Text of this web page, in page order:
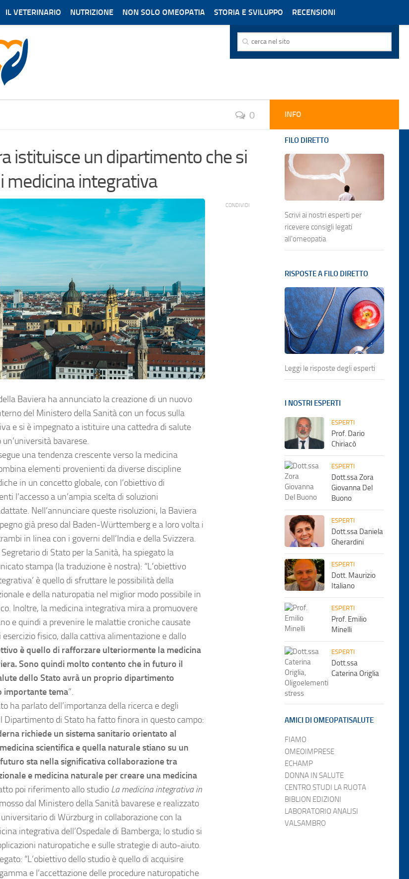
IL VETERINARIO NUTRIZIONE NON SOLO OMEOPATIA STORIA E SVILUPPO RECENSIONI
Periodico di cultura, informazione e aggiornamento sull'omeopatia
0
istituisce un dipartimento che si
medicina integrativa
Baviera ha annunciato la creazione di un nuovo
del Ministero della Sanità con un focus sulla
e si è impegnato a istituire una cattedra di salute
bavarese.
una tendenza crescente verso la medicina
elementi provenienti da diverse discipline
in un concetto globale, con l’obiettivo di
l’accesso a un’ampia scelta di soluzioni
Nell’annunciare queste risoluzioni, la Baviera
già preso dal Baden-Württemberg e a loro volta i
in linea con i governi dell’India e della Svizzera.
di Stato per la Sanità, ha spiegato la
stampa (la traduzione è nostra): “L’obiettivo
è quello di sfruttare le possibilità della
e della naturopatia nel miglior modo possibile in
Inoltre, la medicina integrativa mira a promuovere
e quindi a prevenire le malattie croniche causate
esercizio fisico, dalla cattiva alimentazione e dallo
è quello di rafforzare ulteriormente la medicina
Sono quindi molto contento che in futuro il
dello Stato avrà un proprio dipartimento
importante tema”.
ha parlato dell’importanza della ricerca e degli
Dipartimento di Stato ha fatto finora in questo campo:
richiede un sistema sanitario orientato al
scientifica e quella naturale stiano su un
sta nella significativa collaborazione tra
e medicina naturale per creare una medicina
poi riferimento allo studio La medicina integrativa in
dal Ministero della Sanità bavarese e realizzato
universitario di Würzburg in collaborazione con la
integrativa dell’Ospedale di Bamberga; lo studio si
naturopatiche e sulle strategie di auto-aiuto.
“L’obiettivo dello studio è quello di acquisire
e l’accettazione delle procedure naturopatiche
CONDIVIDI
INFO
FILO DIRETTO
Scrivi ai nostri esperti per
ricevere consigli legati
all'omeopatia
RISPOSTE A FILO DIRETTO
Leggi le risposte degli esperti
I NOSTRI ESPERTI
ESPERTI
Prof. Dario
Chiriacò
ESPERTI
Dott.ssa Zora
Giovanna Del
Buono
ESPERTI
Dott.ssa Daniela
Gherardini
ESPERTI
Dott. Maurizio
Italiano
ESPERTI
Prof. Emilio
Minelli
ESPERTI
Dott.ssa
Caterina Origlia
AMICI DI OMEOPATISALUTE
FIAMO
OMEOIMPRESE
ECHAMP
DONNA IN SALUTE
CENTRO STUDI LA RUOTA
BIBLION EDIZIONI
LABORATORIO ANALISI
VALSAMBRO